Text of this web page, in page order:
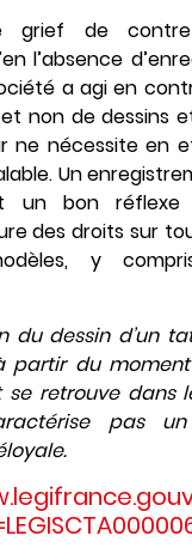
grief de
l’absence
a agi en
non de dessins
ne nécessite en
Un
un bon
des droits sur
y
du dessin d’un
partir du moment
retrouve dans
pas